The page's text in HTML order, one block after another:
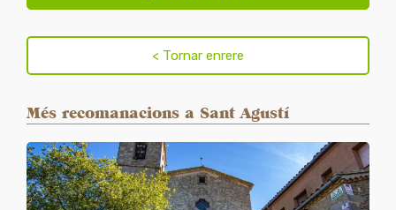
Més recomanacions a Sant Agustí